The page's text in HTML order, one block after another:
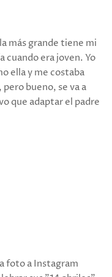
más grande tiene mi
cuando era joven. Yo
ella y me costaba
bueno, se va a
que adaptar el padre
foto a Instagram